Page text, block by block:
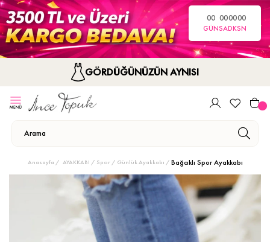
00
GÜN
00
SA
00
DK
00
SN
GÖRDÜĞÜNÜZÜN AYNISI
Anasayfa AYAKKABI Spor / Günlük Ayakkabı Bağcıklı Spor Ayakkabı